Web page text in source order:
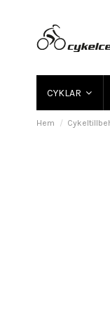
CYKLAR
Hem